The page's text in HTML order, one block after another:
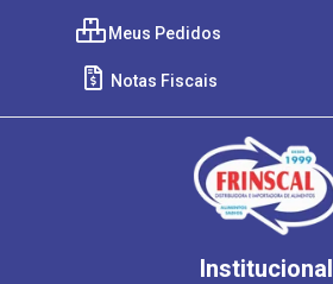
Meus Pedidos
Notas Fiscais
Institucional